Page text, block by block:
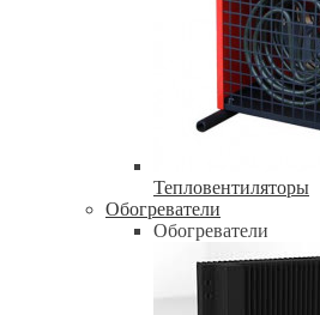
Тепловентиляторы
Обогреватели
Обогреватели